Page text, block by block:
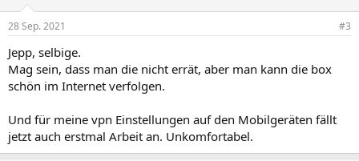
28 Sep. 2021 #3
Jepp, selbige.
Mag sein, dass man die nicht errät, aber man kann die box
schön im Internet verfolgen.
Und für meine vpn Einstellungen auf den Mobilgeräten fällt
jetzt auch erstmal Arbeit an. Unkomfortabel.